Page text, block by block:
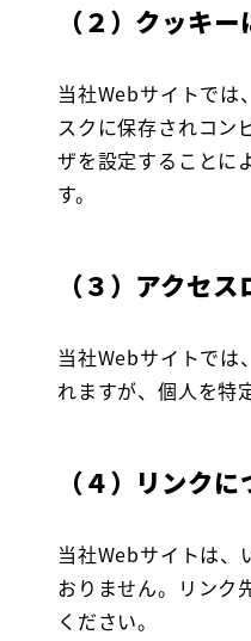
（２）クッキ
当社Webサイトでは
スクに保存されコン
ザを設定することに
す。
（３）アクセ
当社Webサイトでは
れますが、個人を特
（４）リンクに
当社Webサイトは、
おりません。リンク
ください。